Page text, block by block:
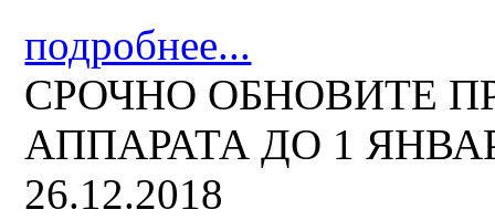
подробнее...
СРОЧНО ОБНОВИТЕ
АППАРАТА ДО 1
26.12.2018